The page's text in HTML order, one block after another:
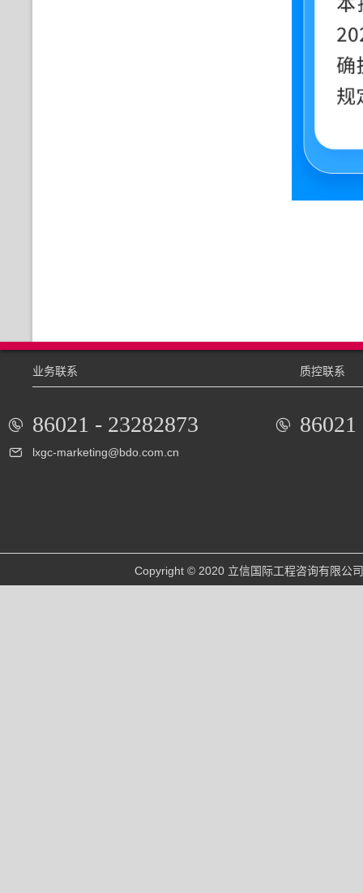
业务联系 质控联系
86021 - 23282873
lxgc-marketing@bdo.com.cn
86021
Copyright © 2020 立信国际工程咨询有限公司